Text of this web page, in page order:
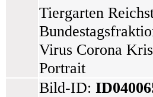
Tiergarten
Virus Corona
Portrait
Bild-ID: